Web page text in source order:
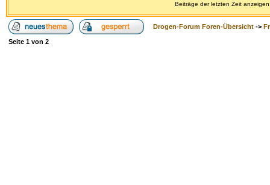
Beiträge der letzten Zeit
Drogen-Forum Foren-Übersicht ->
Seite 1 von 2